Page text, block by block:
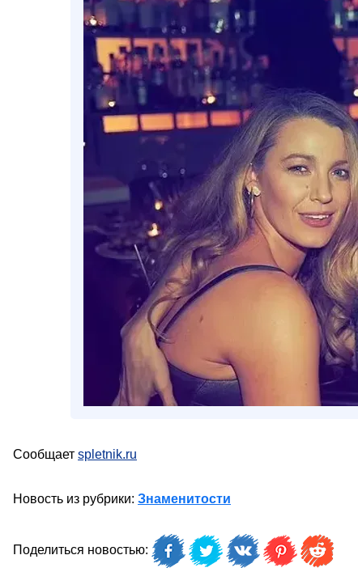
Сообщает spletnik.ru
Новость из рубрики: Знаменитости
Поделиться новостью: